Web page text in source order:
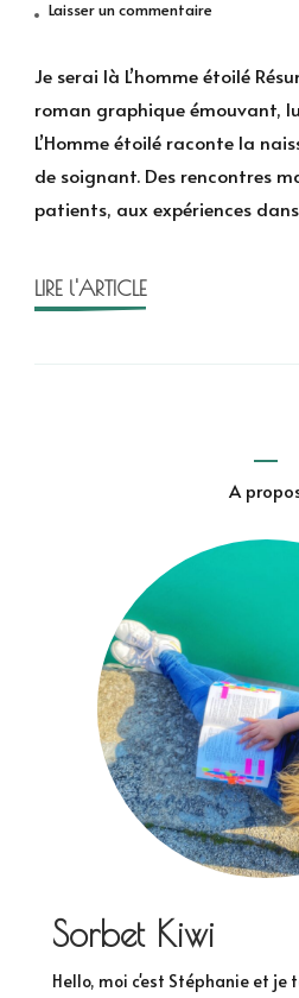
Laisser un commentairesur
serai
de
l’Homme
étoilé
Je serai là L’homme étoilé
roman graphique émouvant,
L’Homme étoilé raconte la
de soignant. Des rencontres
patients, aux expériences
LIRE l'ARTICLE
A
Sorbet Kiwi
Hello, moi c'est Stéphanie et je